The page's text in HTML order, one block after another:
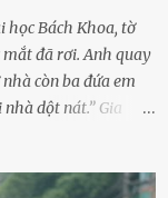
học Bách Khoa, tờ
đã rơi. Anh quay
còn ba đứa em
dột nát.” Gia
guộc của bà nội –